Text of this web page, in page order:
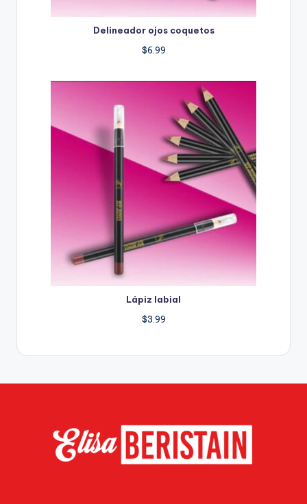
Delineador ojos coquetos
$6.99
Lápiz labial
$3.99